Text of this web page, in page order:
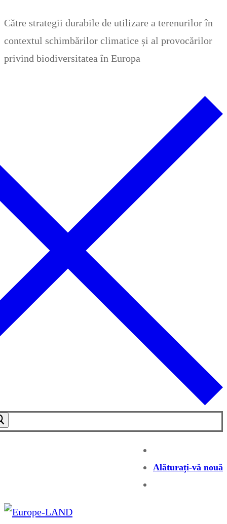
Inhalt
springen
Către strategii durabile de utilizare a terenurilor în
contextul schimbărilor climatice și al provocărilor
privind biodiversitatea în Europa
Alăturați-vă nouă